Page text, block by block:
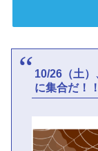
10/26（土
に集合だ！！